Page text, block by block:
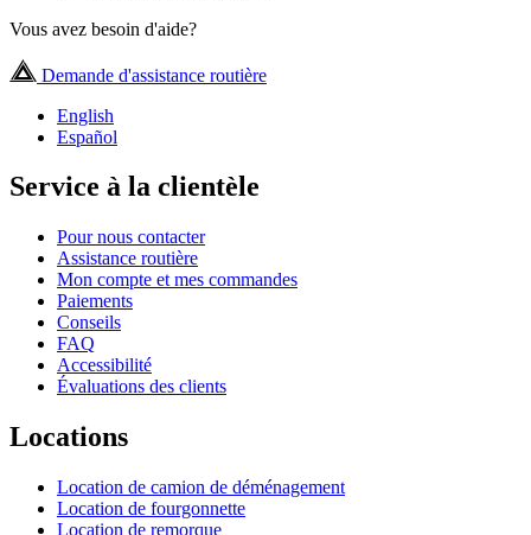
Vous avez besoin d'aide?
Demande d'assistance routière
English
Español
Service à la clientèle
Pour nous contacter
Assistance routière
Mon compte et mes commandes
Paiements
Conseils
FAQ
Accessibilité
Évaluations des clients
Locations
Location de camion de déménagement
Location de fourgonnette
Location de remorque